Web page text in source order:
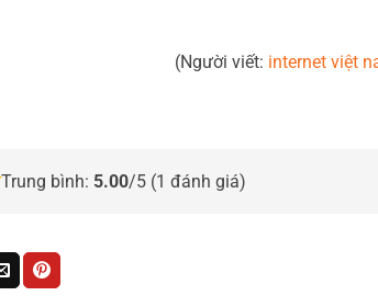
(Người viết: internet việt
Trung bình: 5.00/5 (1 đánh giá)